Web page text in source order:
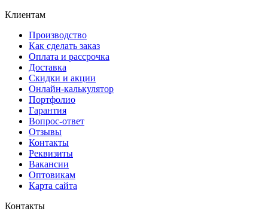
Клиентам
Производство
Как сделать заказ
Оплата и рассрочка
Доставка
Скидки и акции
Онлайн-калькулятор
Портфолио
Гарантия
Вопрос-ответ
Отзывы
Контакты
Реквизиты
Вакансии
Оптовикам
Карта сайта
Контакты